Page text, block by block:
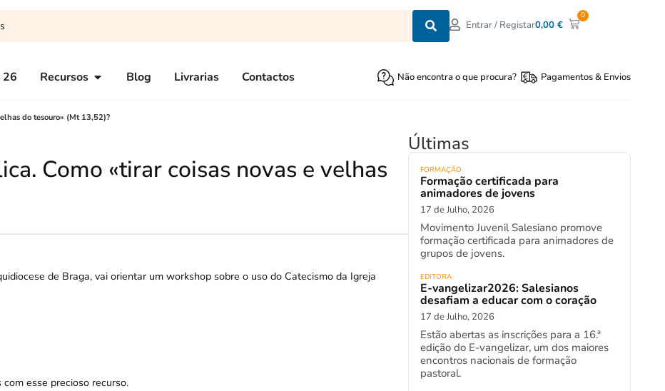
Entrar / Registar0,00€
0
26 Recursos Blog Livrarias Contactos Não encontra o que procura? Pagamentos & Envios
do tesouro» (Mt 13,52)?
Como «tirar coisas novas e velhas
de Braga, vai orientar um workshop sobre o uso do Catecismo da Igreja
esse precioso recurso.
Últimas
FORMAÇÃO
Formação certificada para
animadores de jovens
17 de Julho, 2026
Movimento Juvenil Salesiano promove
formação certificada para animadores de
grupos de jovens.
EDITORA
E-vangelizar2026: Salesianos
desafiam a educar com o coração
17 de Julho, 2026
Estão abertas as inscrições para a 16.ª
edição do E-vangelizar, um dos maiores
encontros nacionais de formação
pastoral.